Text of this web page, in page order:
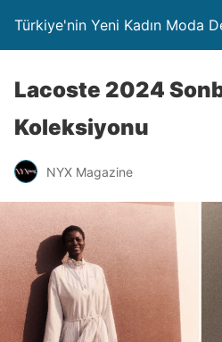
Türkiye'nin Yeni Kadın Moda
Lacoste 2024
Koleksiyonu
NYX Magazine